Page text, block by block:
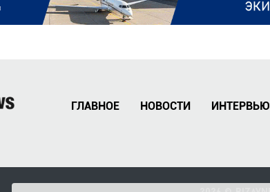
ГЛАВНОЕ НОВОСТИ ИНТЕРВЬЮ